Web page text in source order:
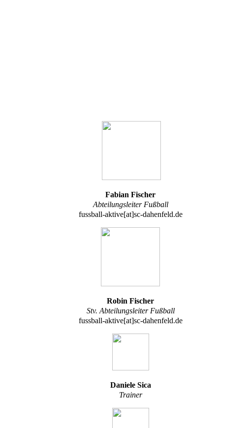
Fabian Fischer
Abteilungsleiter Fußball
fussball-aktive[at]sc-dahenfeld.de
Robin Fischer
Stv. Abteilungsleiter Fußball
fussball-aktive[at]sc-dahenfeld.de
Daniele Sica
Trainer